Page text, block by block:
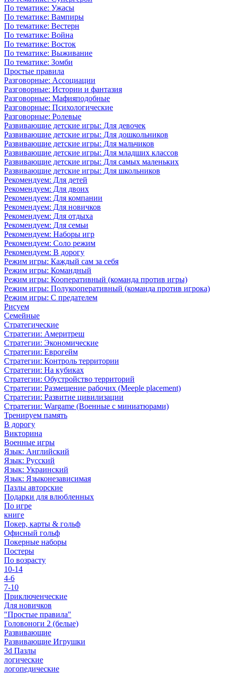
По тематике: Ужасы
По тематике: Вампиры
По тематике: Вестерн
По тематике: Война
По тематике: Восток
По тематике: Выживание
По тематике: Зомби
Простые правила
Разговорные: Ассоциации
Разговорные: Истории и фантазия
Разговорные: Мафияподобные
Разговорные: Психологические
Разговорные: Ролевые
Развивающие детские игры: Для девочек
Развивающие детские игры: Для дошкольников
Развивающие детские игры: Для мальчиков
Развивающие детские игры: Для младших классов
Развивающие детские игры: Для самых маленьких
Развивающие детские игры: Для школьников
Рекомендуем: Для детей
Рекомендуем: Для двоих
Рекомендуем: Для компании
Рекомендуем: Для новичков
Рекомендуем: Для отдыха
Рекомендуем: Для семьи
Рекомендуем: Наборы игр
Рекомендуем: Соло режим
Рекомендуем: В дорогу
Режим игры: Каждый сам за себя
Режим игры: Командный
Режим игры: Кооперативный (команда против игры)
Режим игры: Полукооперативный (команда против игрока)
Режим игры: С предателем
Рисуем
Семейные
Стратегические
Стратегии: Америтреш
Стратегии: Экономические
Стратегии: Еврогейм
Стратегии: Контроль территории
Стратегии: На кубиках
Стратегии: Обустройство территорий
Стратегии: Размещение рабочих (Meeple placement)
Стратегии: Развитие цивилизации
Стратегии: Wargame (Военные с миниатюрами)
Тренируем память
В дорогу
Викторина
Военные игры
Язык: Английский
Язык: Русский
Язык: Украинский
Язык: Языконезависимая
Пазлы авторские
Подарки для влюбленных
По игре
книге
Покер, карты & гольф
Офисный гольф
Покерные наборы
Постеры
По возрасту
10-14
4-6
7-10
Приключенческие
Для новичков
"Простые правила"
Головоноги 2 (белые)
Развивающие
Развивающие Игрушки
3d Пазлы
логические
логопедические